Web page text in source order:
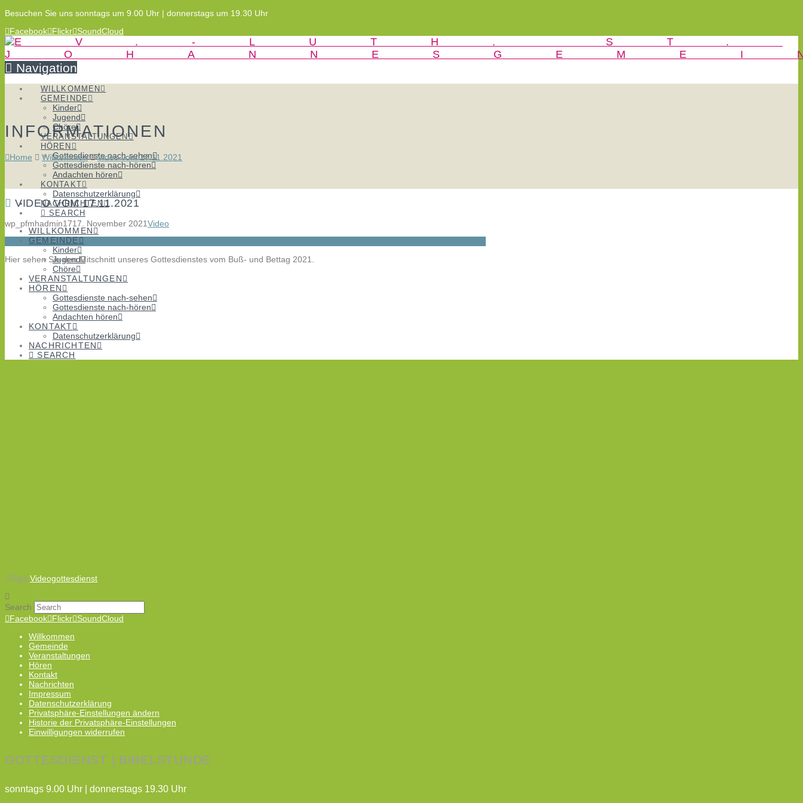
Besuchen Sie uns sonntags um 9.00 Uhr | donnerstags um 19.30 Uhr
Facebook Flickr SoundCloud
Navigation
WILLKOMMEN
GEMEINDE
Kinder
Jugend
Chöre
VERANSTALTUNGEN
HÖREN
Gottesdienste nach-sehen
Gottesdienste nach-hören
Andachten hören
KONTAKT
Datenschutzerklärung
NACHRICHTEN
SEARCH
WILLKOMMEN
GEMEINDE
Kinder
Jugend
Chöre
VERANSTALTUNGEN
HÖREN
Gottesdienste nach-sehen
Gottesdienste nach-hören
Andachten hören
KONTAKT
Datenschutzerklärung
NACHRICHTEN
SEARCH
INFORMATIONEN
Home Willkommen Video vom 17.11.2021
VIDEO VOM 17.11.2021
wp_pfmhadmin1717. November 2021Video
Hier sehen Sie den Mitschnitt unseres Gottesdienstes vom Buß- und Bettag 2021.
Tags:Videogottesdienst
Search
Facebook Flickr SoundCloud
Willkommen
Gemeinde
Veranstaltungen
Hören
Kontakt
Nachrichten
Impressum
Datenschutzerklärung
Privatsphäre-Einstellungen ändern
Historie der Privatsphäre-Einstellungen
Einwilligungen widerrufen
GOTTESDIENST | BIBELSTUNDE
sonntags 9.00 Uhr | donnerstags 19.30 Uhr